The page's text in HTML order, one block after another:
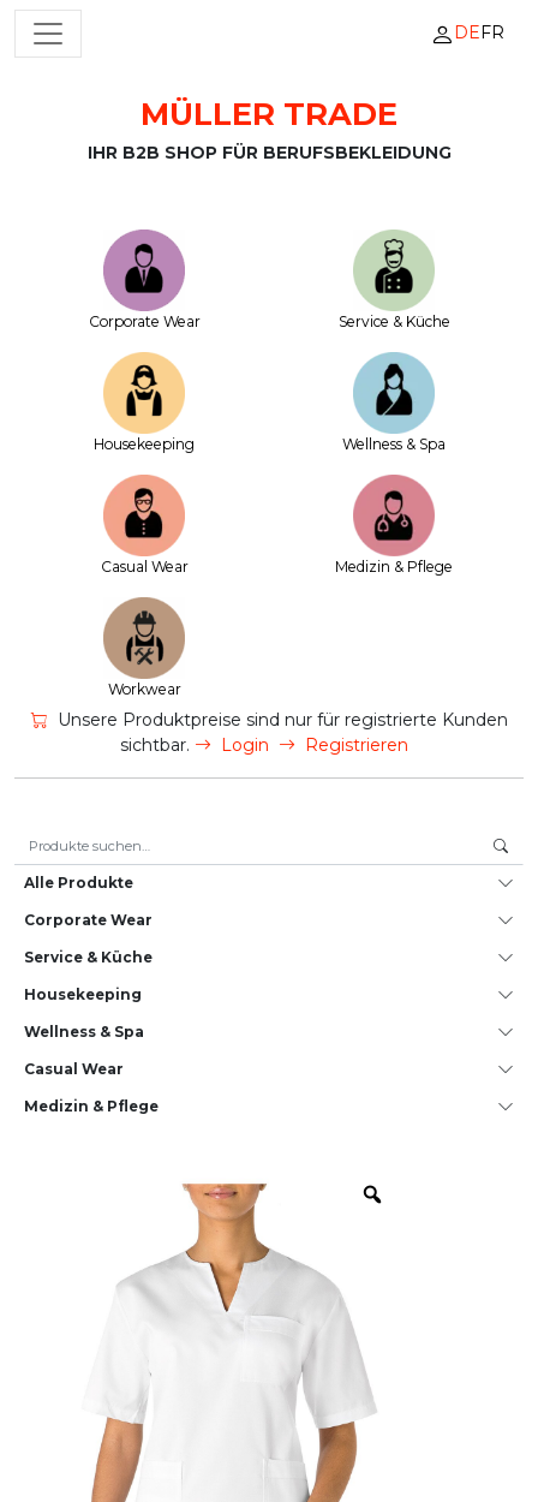
Zum Inhalt springen
HAUPTNAVIGATION DEFR
MÜLLER TRADE
IHR B2B SHOP FÜR BERUFSBEKLEIDUNG
Corporate Wear Service & Küche
House­keeping Wellness & Spa
Casual Wear Medizin & Pflege
Workwear
Unsere Produktpreise sind nur für registrierte Kunden
sichtbar.
Login Registrieren
Alle Produkte
Corporate Wear
Service & Küche
House­keeping
Wellness & Spa
Casual Wear
Medizin & Pflege